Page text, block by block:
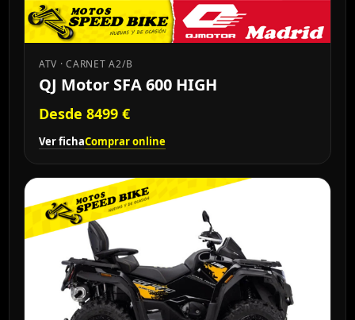
ATV · CARNET A2/B
QJ Motor SFA 600 HIGH
Desde 8499 €
Ver fichaComprar online